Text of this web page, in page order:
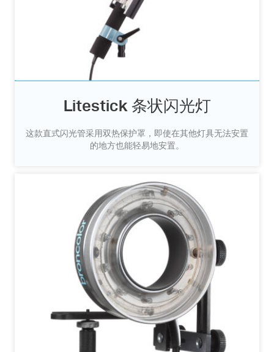
Litestick 条状闪光灯
这款直式闪光管采用双热保护罩，即使在其他灯具无法安置
的地方也能轻易地安置。